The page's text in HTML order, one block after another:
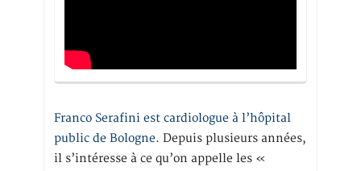
Franco Serafini est cardiologue à l’hôpital
public de Bologne. Depuis plusieurs années,
il s’intéresse à ce qu’on appelle les «